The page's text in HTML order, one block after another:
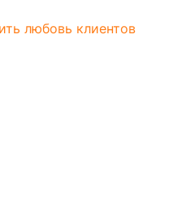
любовь клиентов